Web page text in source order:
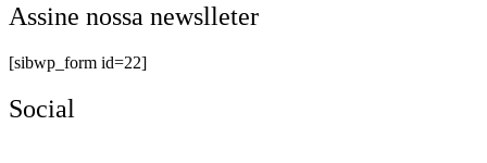
Assine nossa newslleter
[sibwp_form id=22]
Social